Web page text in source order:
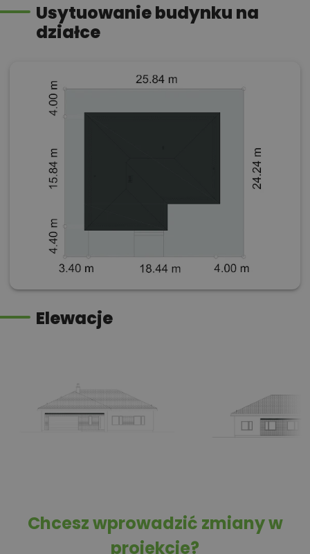
Usytuowanie budynku na
działce
Elewacje
Chcesz wprowadzić zmiany w
projekcie?